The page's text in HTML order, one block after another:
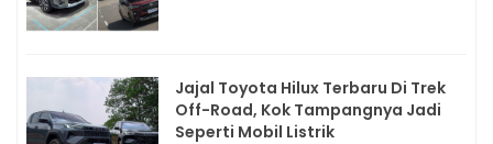
Jajal Toyota Hilux Terbaru Di Trek
Off-Road, Kok Tampangnya Jadi
Seperti Mobil Listrik